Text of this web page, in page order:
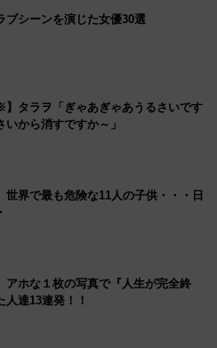
ブシーンを演じた女優30選
タラヲ「ぎゃあぎゃあうるさいです
から消すですか～」
界で最も危険な11人の子供・・・日
ホな１枚の写真で『人生が完全終
人達13連発！！